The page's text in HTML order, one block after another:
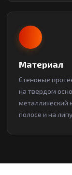
Материал
Стеновые
на твердом
металлический
полосе и на